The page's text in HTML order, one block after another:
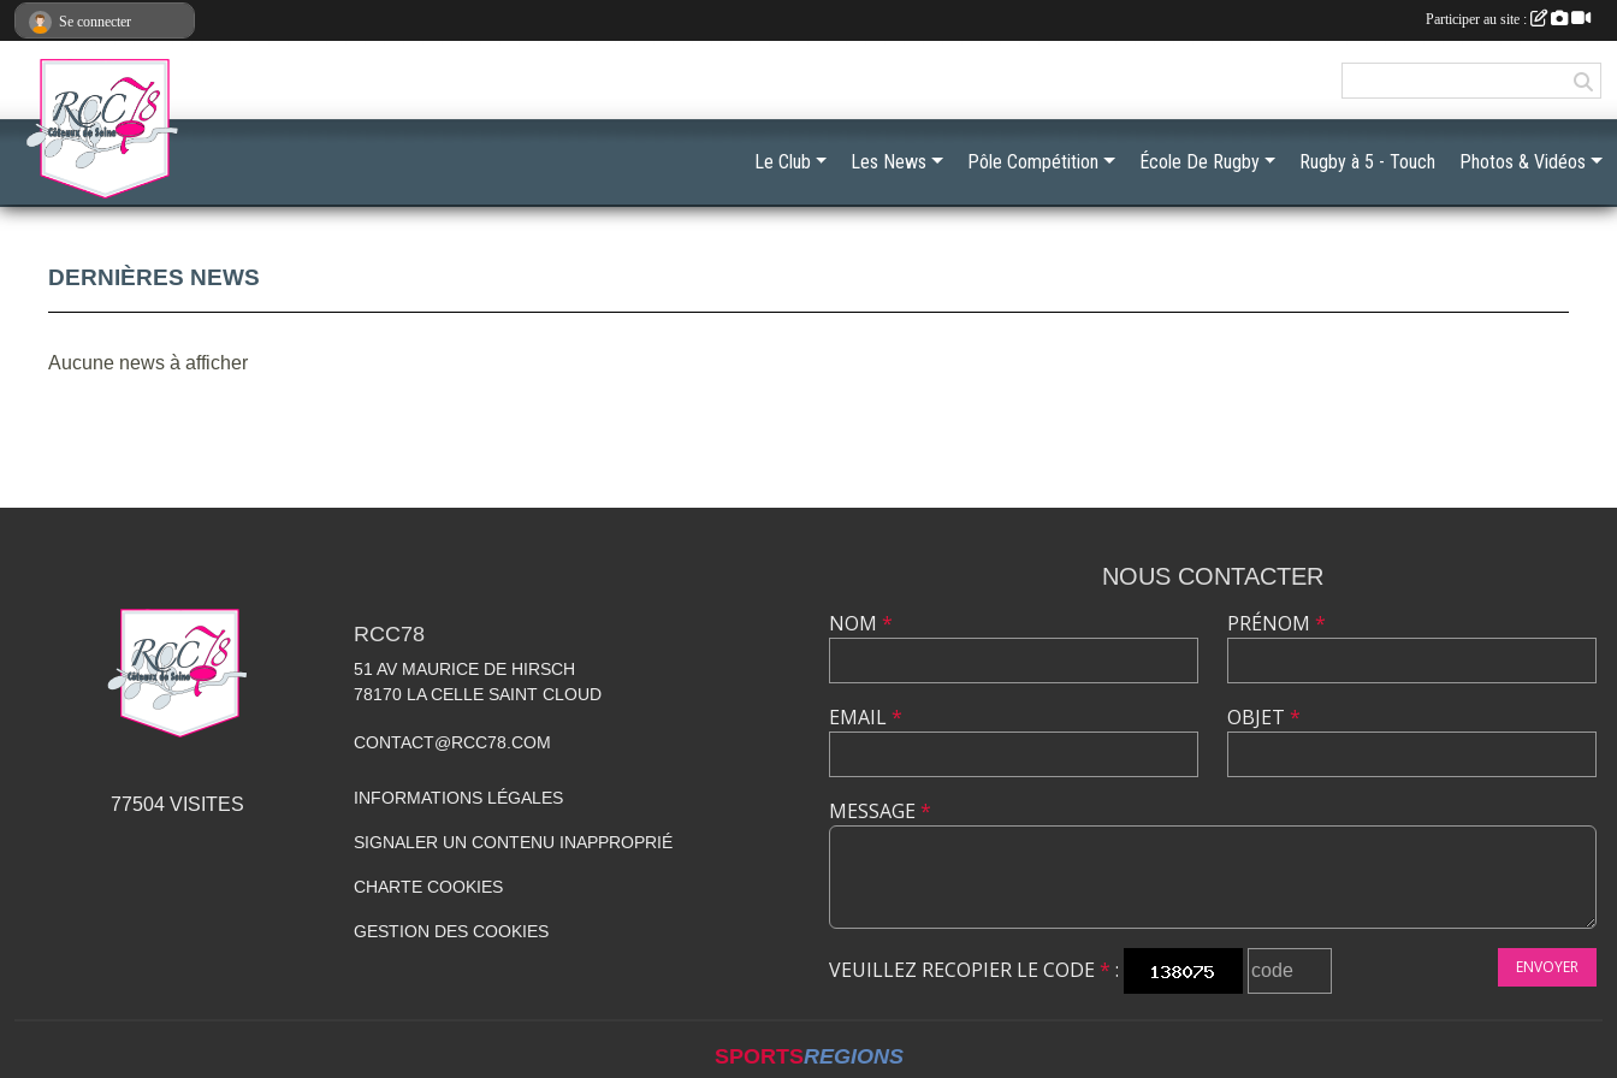
DERNIÈRES NEWS
Aucune news à afficher
Le Club Les News Pôle Compétition École De Rugby Rugby à 5 - Touch Photos & Vidéos
77504VISITES
RCC78
51 AV MAURICE DE HIRSCH
78170 LA CELLE SAINT CLOUD
CONTACT@RCC78.COM
INFORMATIONS LÉGALES
SIGNALER UN CONTENU INAPPROPRIÉ
CHARTE COOKIES
GESTION DES COOKIES
NOUS CONTACTER
NOM *
EMAIL*
PRÉNOM *
OBJET *
MESSAGE *
VEUILLEZ RECOPIER LE CODE * : ENVOYER
SPORTSREGIONS
Se connecter Participer au site :
Panneau de gestion des cookies